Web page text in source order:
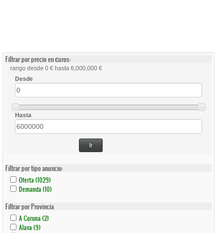
Filtrar por precio en €uros:
rango desde 0 € hasta 6,000,000 €
Desde
Hasta
Ir
Filtrar por tipo anuncio:
Apply
Oferta
Filter
Oferta (1029)
Oferta
Filter
Apply
Demanda
Filter
Demanda (10)
Filtrar por Provincia
Apply
A
Coruna
A Coruna (2)
ApplyAlava (9)